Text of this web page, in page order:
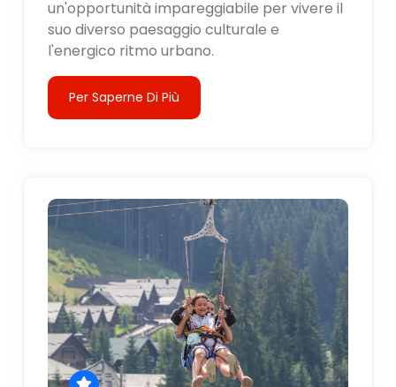
un'opportunità impareggiabile per vivere il
suo diverso paesaggio culturale e
l'energico ritmo urbano.
Per Saperne Di Più